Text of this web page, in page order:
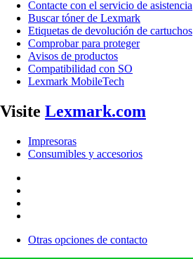
Contacte con el servicio de asistencia
Buscar tóner de Lexmark
Etiquetas de devolución de cartuchos
Comprobar para proteger
Avisos de productos
Compatibilidad con SO
Lexmark MobileTech
Visite Lexmark.com
Impresoras
Consumibles y accesorios
Otras opciones de contacto